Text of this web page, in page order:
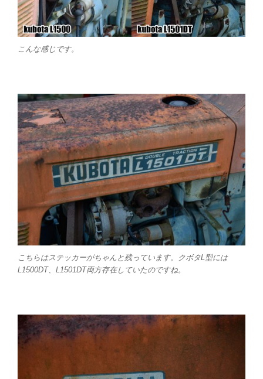
こんな感じです。
こちらはステッカーがちゃんと残っています。クボタL型には
L1500DT、L1501DT両方存在していたのですね。